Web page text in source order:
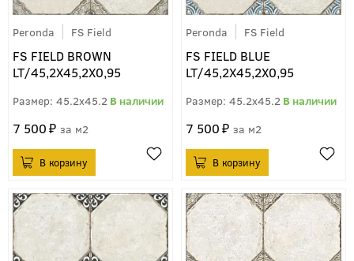
Peronda FS Field
FS FIELD BROWN
LT/45,2X45,2X0,95
45.2x45.2
7 500 м2
Peronda FS Field
FS FIELD BLUE
LT/45,2X45,2X0,95
45.2x45.2
7 500 м2